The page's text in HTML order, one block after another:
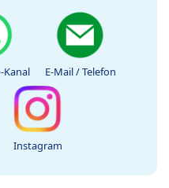
Kanal E-Mail / Telefon
Instagram